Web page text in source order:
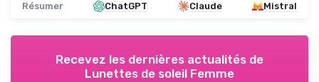
Résumer ChatGPT Claude Mistral
Recevez les dernières actualités de
Lunettes de soleil Femme